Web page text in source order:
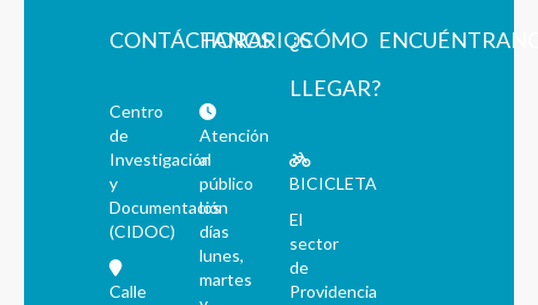
CONTÁCTANOS
Centro
de
Investigación
y
Documentación
(CIDOC)
Calle
HORARIOS
Atención
al
público
los
días
lunes,
martes
¿CÓMO
LLEGAR?
BICICLETA
El
sector
de
Providencia